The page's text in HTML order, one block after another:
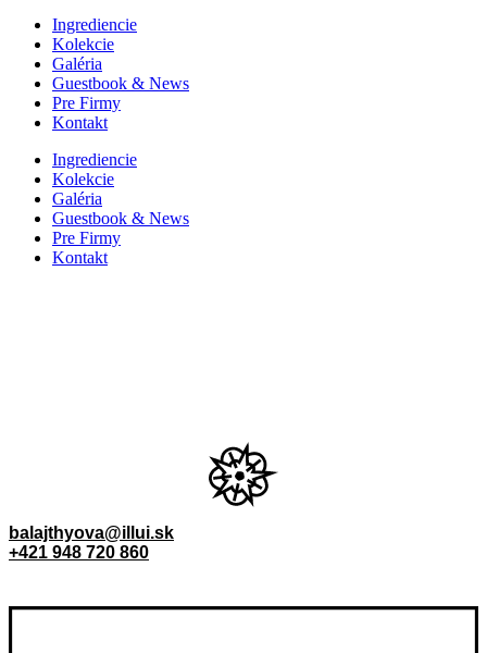
Ingrediencie
Kolekcie
Galéria
Guestbook & News
Pre Firmy
Kontakt
Ingrediencie
Kolekcie
Galéria
Guestbook & News
Pre Firmy
Kontakt
balajthyova@illui.sk
+421 948 720 860